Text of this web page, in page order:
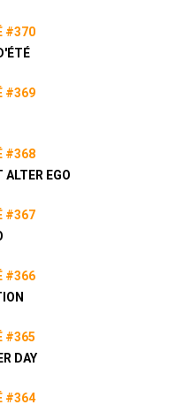
#370
#369
#368
ALTER EGO
#367
#366
#365
DAY
#364